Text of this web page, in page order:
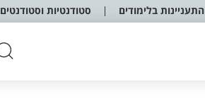
התעניינות בלימודים סטודנטיות וסטודנטים